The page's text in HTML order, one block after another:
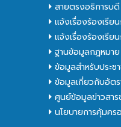
สายตรงอธิการบดี
แจ้งเรื่องร้องเรีย
แจ้งเรื่องร้องเรีย
ฐานข้อมูลกฎหมาย
ข้อมูลสำหรับประช
ข้อมูลเกี่ยวกับอัตร
ศูนย์ข้อมูลข่าวสา
นโยบายการคุ้มค